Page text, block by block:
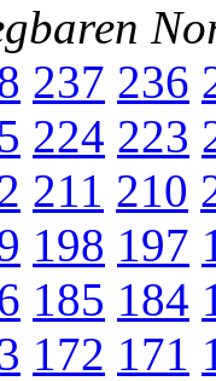
237 236
224 223
211 210
198 197
185 184
172 171